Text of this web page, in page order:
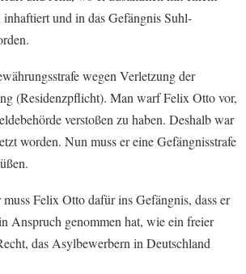
und in das Gefängnis Suhl-
wegen Verletzung der
(Residenzpflicht). Man warf Felix Otto vor,
verstoßen zu haben. Deshalb war
worden. Nun muss er eine Gefängnisstrafe
Felix Otto dafür ins Gefängnis, dass er
Anspruch genommen hat, wie ein freier
das Asylbewerbern in Deutschland